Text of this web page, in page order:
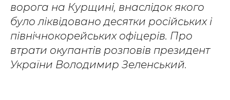
ворога на Курщині, внаслідок якого
було ліквідовано десятки російських і
північнокорейських офіцерів. Про
втрати окупантів розповів президент
України Володимир Зеленський.